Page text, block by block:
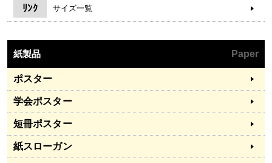
ﾘﾝｸ サイズ一覧
紙製品 Paper
ポスター
学会ポスター
短冊ポスター
紙スローガン